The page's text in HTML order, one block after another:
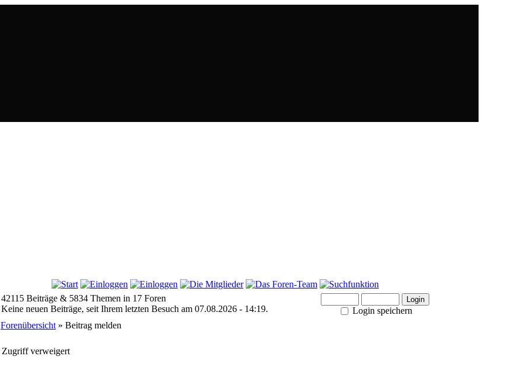
42115 Beiträge & 5834 Themen in 17 Foren
Keine neuen Beiträge, seit Ihrem letzten Besuch am 07.08.2026 - 14:19.
Login speichern
Forenübersicht » Beitrag melden
Zugriff verweigert